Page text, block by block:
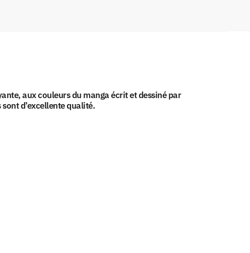
aux couleurs du manga écrit et dessiné par
d’excellente qualité.